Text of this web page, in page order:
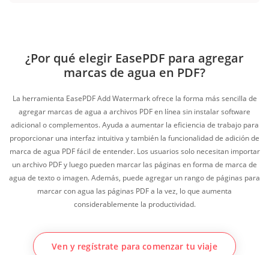
¿Por qué elegir EasePDF para agregar
marcas de agua en PDF?
La herramienta EasePDF Add Watermark ofrece la forma más sencilla de
agregar marcas de agua a archivos PDF en línea sin instalar software
adicional o complementos. Ayuda a aumentar la eficiencia de trabajo para
proporcionar una interfaz intuitiva y también la funcionalidad de adición de
marca de agua PDF fácil de entender. Los usuarios solo necesitan importar
un archivo PDF y luego pueden marcar las páginas en forma de marca de
agua de texto o imagen. Además, puede agregar un rango de páginas para
marcar con agua las páginas PDF a la vez, lo que aumenta
considerablemente la productividad.
Ven y regístrate para comenzar tu viaje